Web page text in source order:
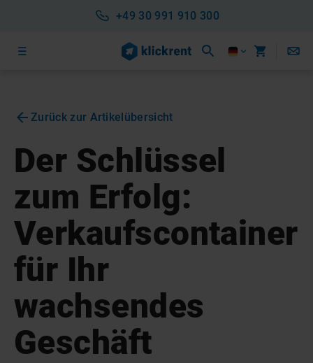
+49 30 991 910 300
Zurück zur Artikelübersicht
Der Schlüssel
zum Erfolg:
Verkaufscontainer
für Ihr
wachsendes
Geschäft